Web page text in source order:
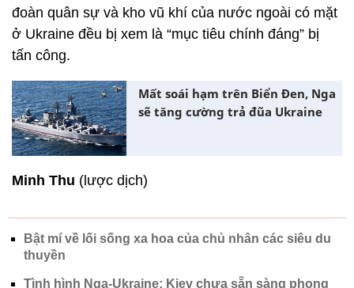
đoàn quân sự và kho vũ khí của nước ngoài có mặt
ở Ukraine đều bị xem là “mục tiêu chính đáng” bị
tấn công.
Mất soái hạm trên Biển Đen, Nga
sẽ tăng cường trả đũa Ukraine
Minh Thu (lược dịch)
Bật mí về lối sống xa hoa của chủ nhân các siêu du
thuyền
Tình hình Nga-Ukraine: Kiev chưa sẵn sàng phong